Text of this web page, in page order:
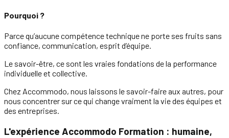
Pourquoi ?
Parce qu’aucune compétence technique ne porte ses fruits sans
confiance, communication, esprit d’équipe.
Le savoir-être, ce sont les vraies fondations de la performance
individuelle et collective.
Chez Accommodo, nous laissons le savoir-faire aux autres, pour
nous concentrer sur ce qui change vraiment la vie des équipes et
des entreprises.
L'expérience Accommodo Formation : humaine,